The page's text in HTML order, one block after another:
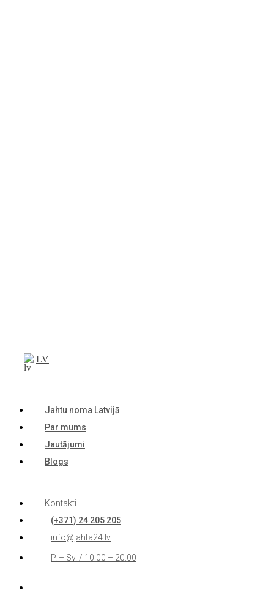
LV
Jahtu noma Latvijā
Par mums
Jautājumi
Blogs
Kontakti
(+371) 24 205 205
info@jahta24.lv
P. – Sv. / 10:00 – 20:00